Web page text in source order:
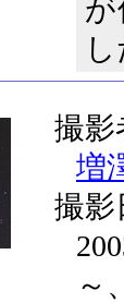
し
撮影
増
撮影
～